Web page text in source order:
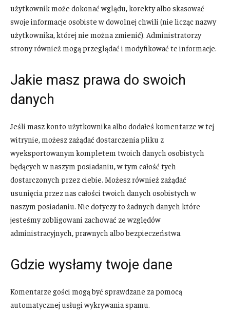
użytkownik może dokonać wglądu, korekty albo skasować
swoje informacje osobiste w dowolnej chwili (nie licząc nazwy
użytkownika, której nie można zmienić). Administratorzy
strony również mogą przeglądać i modyfikować te informacje.
Jakie masz prawa do swoich
danych
Jeśli masz konto użytkownika albo dodałeś komentarze w tej
witrynie, możesz zażądać dostarczenia pliku z
wyeksportowanym kompletem twoich danych osobistych
będących w naszym posiadaniu, w tym całość tych
dostarczonych przez ciebie. Możesz również zażądać
usunięcia przez nas całości twoich danych osobistych w
naszym posiadaniu. Nie dotyczy to żadnych danych które
jesteśmy zobligowani zachować ze względów
administracyjnych, prawnych albo bezpieczeństwa.
Gdzie wysłamy twoje dane
Komentarze gości mogą być sprawdzane za pomocą
automatycznej usługi wykrywania spamu.